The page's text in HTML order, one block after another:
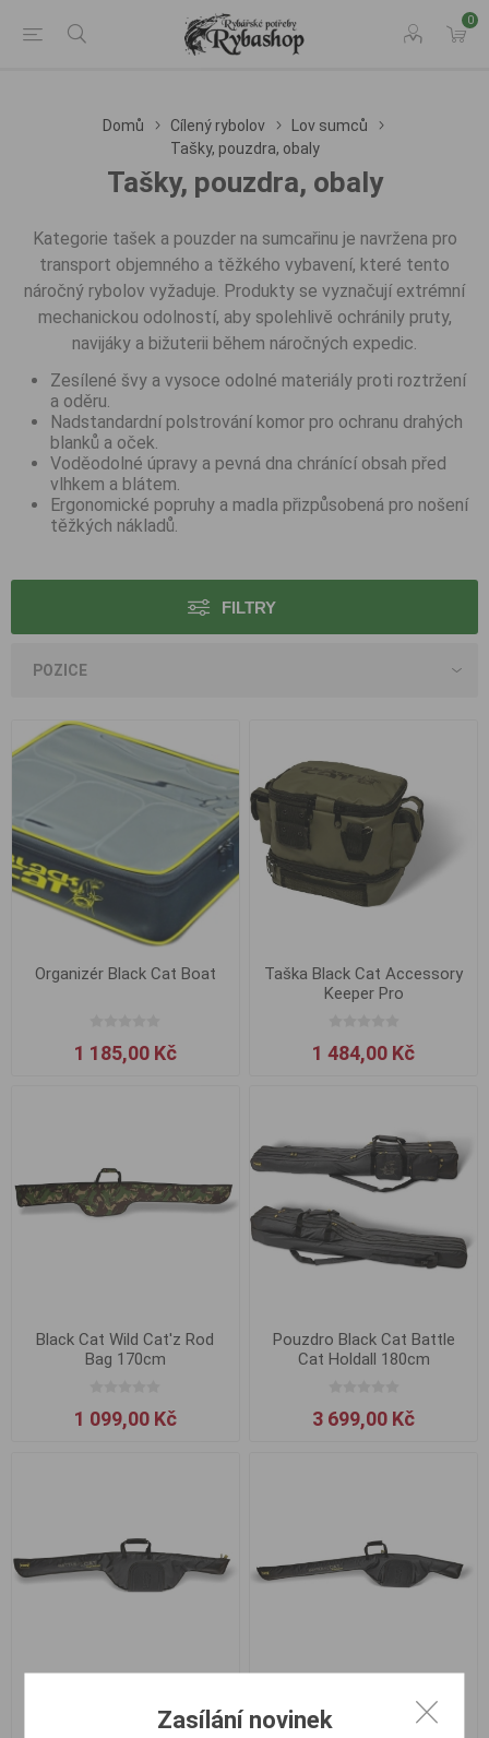
0
Domů Cílený rybolov
Lov sumců
Tašky, pouzdra, obaly
Tašky, pouzdra, obaly
Kategorie tašek a pouzder na sumcařinu je navržena pro
transport objemného a těžkého vybavení, které tento
náročný rybolov vyžaduje. Produkty se vyznačují extrémní
mechanickou odolností, aby spolehlivě ochránily pruty,
navijáky a bižuterii během náročných expedic.
Zesílené švy a vysoce odolné materiály proti roztržení
a oděru.
Nadstandardní polstrování komor pro ochranu drahých
blanků a oček.
Voděodolné úpravy a pevná dna chránící obsah před
vlhkem a blátem.
Ergonomické popruhy a madla přizpůsobená pro nošení
těžkých nákladů.
FILTRY
Organizér Black Cat Boat
1 185,00 Kč
Taška Black Cat Accessory
Keeper Pro
1 484,00 Kč
Black Cat Wild Cat'z Rod
Bag 170cm
1 099,00 Kč
Pouzdro Black Cat Battle
Cat Holdall 180cm
3 699,00 Kč
Pouzdro Black Cat Single
Rod Bag 155cm
Pouzdro Black Cat Single
Rod Bag 180cm
Zasílání novinek